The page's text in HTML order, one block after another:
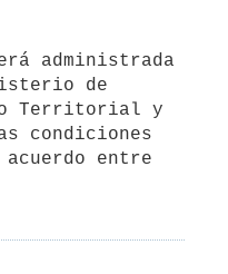
de
Territorial y
condiciones
entre